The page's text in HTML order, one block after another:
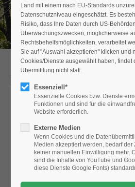
Anmelden
Register|Lost your password?
Support
24h/ 365days
We offer support for our customers
Mon - Fri 8:00am - 5:00pm(GMT +1)
Detailansicht
nicht angezeigt.
Bitte ändern Sie dieDatenschutz-
auch "externe Medien"
Land mit einem nach EU-Standards
Datenschutzniveau eingeschätzt. Es
Risiko, dass Ihre Daten durch US-
Überwachungszwecken, möglicherweise
Rechtsbehelfsmöglichkeiten, verarbeitet
Sie auf "Auswahl akzeptieren" klicken und
Cookies/Dienste ausgewählt haben, findet
Übermittlung nicht statt.
Essenziell*
Essenzielle Cookies bzw. Dienste
Funktionen und sind für die
Website erforderlich.
Externe Medien
Wenn Cookies und die
Medien akzeptiert werden, bedarf der
keiner manuellen Einwilligung mehr.
sind die Inhalte von YouTube und
diese Dienste Google Fonts)